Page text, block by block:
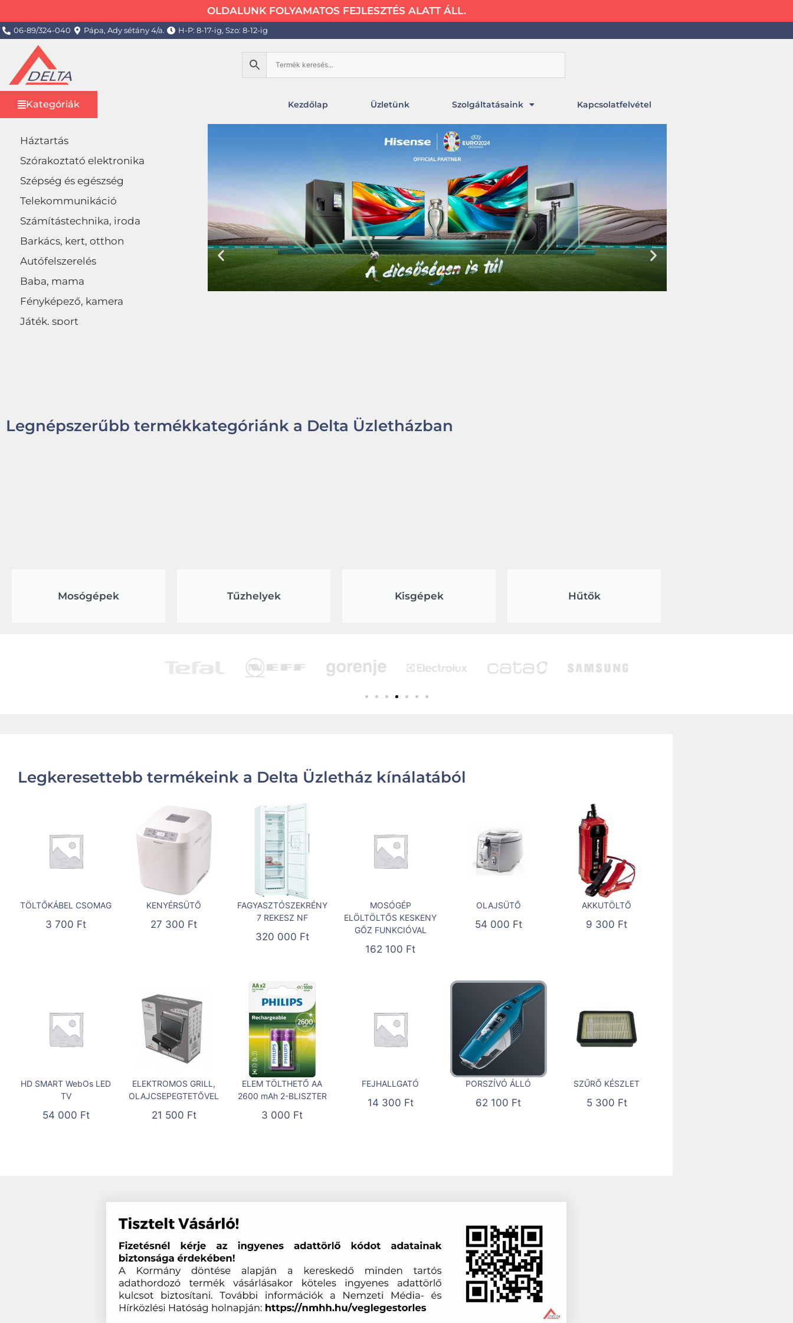
OLDALUNK FOLYAMATOS FEJLESZTÉS ALATT ÁLL.
06-89/324-040 Pápa, Ady sétány 4/a. H-P: 8-17-ig, Szo: 8-12-ig
Kategóriák Kezdőlap Üzletünk Szolgáltatásaink Kapcsolatfelvétel
Háztartás
Szórakoztató elektronika
Szépség és egészség
Telekommunikáció
Számítástechnika, iroda
Barkács, kert, otthon
Autófelszerelés
Baba, mama
Fényképező, kamera
Játék, sport
Legnépszerűbb termékkategóriánk a Delta Üzletházban
Mosógépek Tűzhelyek Kisgépek Hűtők
Legkeresettebb termékeink a Delta Üzletház kínálatából
TÖLTŐKÁBEL CSOMAG
3 700 Ft
KENYÉRSÜTŐ
27 300 Ft
FAGYASZTÓSZEKRÉNY
7 REKESZ NF
320 000 Ft
MOSÓGÉP
ELÖLTÖLTŐS KESKENY
GŐZ FUNKCIÓVAL
162 100 Ft
OLAJSÜTŐ
54 000 Ft
AKKUTÖLTŐ
9 300 Ft
HD SMART WebOs LED
TV
54 000 Ft
ELEKTROMOS GRILL,
OLAJCSEPEGTETŐVEL
21 500 Ft
ELEM TÖLTHETŐ AA
2600 mAh 2-BLISZTER
3 000 Ft
FEJHALLGATÓ
14 300 Ft
PORSZÍVÓ ÁLLÓ
62 100 Ft
SZŰRŐ KÉSZLET
5 300 Ft